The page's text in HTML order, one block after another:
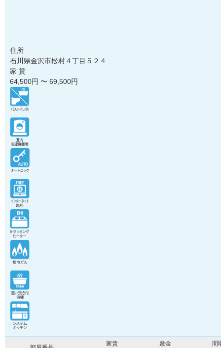
住所
石川県金沢市松村４丁目５２４
家 賃
64,500円 〜 69,500円
家賃 敷金 間